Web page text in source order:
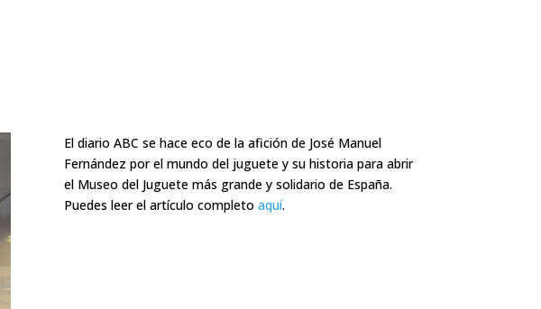
El diario ABC se hace eco de la afición de José Manuel
Fernández por el mundo del juguete y su historia para abrir
el Museo del Juguete más grande y solidario de España.
Puedes leer el artículo completo aquí.